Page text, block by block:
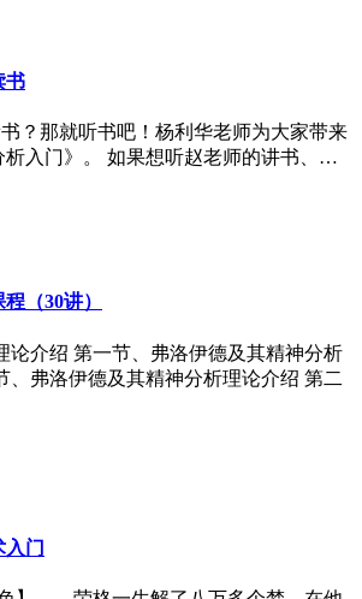
书
？那就听书吧！杨利华老师为大家带来
析入门》。 如果想听赵老师的讲书、…
（30讲）
论介绍 第一节、弗洛伊德及其精神分析
洛伊德及其精神分析理论介绍 第二
门